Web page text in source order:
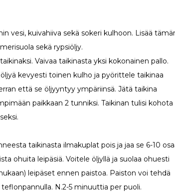
vesi, kuivahiiva sekä sokeri kulhoon. Lisää
sekä rypsiöljy.
Vaivaa taikinasta yksi kokonainen pallo.
kevyesti toinen kulho ja pyörittele taikinaa
että se öljyyntyy ympäriinsä. Jätä taikina
paikkaan 2 tunniksi. Taikinan tulisi kohota
taikinasta ilmakuplat pois ja jaa se 6-10
ohuita leipäsiä. Voitele öljyllä ja suolaa ohuesti
leipäset ennen paistoa. Paiston voi tehdä
teflonpannulla. N.2-5 minuuttia per puoli.